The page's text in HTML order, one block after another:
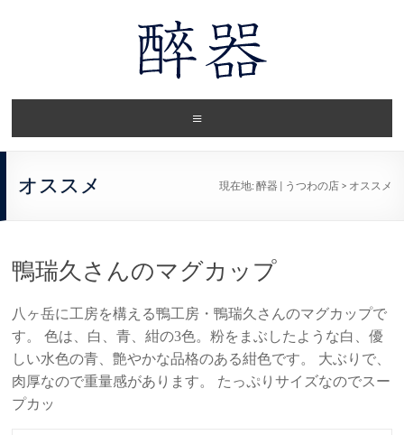
オススメ 現在地: 醉器 | うつわの店> オススメ
鴨瑞久さんのマグカップ
八ヶ岳に工房を構える鴨工房・鴨瑞久さんのマグカップで
す。 色は、白、青、紺の3色。粉をまぶしたような白、優
しい水色の青、艶やかな品格のある紺色です。 大ぶりで、
肉厚なので重量感があります。 たっぷりサイズなのでスー
プカッ